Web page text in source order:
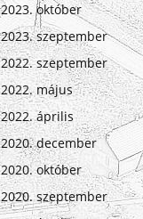
2023. október
2023. szeptember
2022. szeptember
2022. május
2022. április
2020. december
2020. október
2020. szeptember